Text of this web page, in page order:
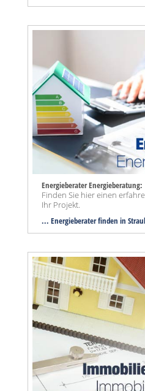
Energieberater Energieberatung:
Finden Sie hier einen
Ihr Projekt.
... Energieberater finden in